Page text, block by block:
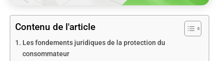
Contenu de l'article
Les fondements juridiques de la protection du
consommateur